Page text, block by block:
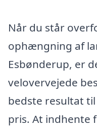
Når du står
ophængning af
Esbønderup, er
velovervejede
bedste resultat
pris. At indhente